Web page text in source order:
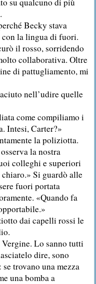
Becky stava
la lingua di fuori.
il rosso, sorridendo
collaborativa. Oltre
di pattugliamento, mi
nell’udire quelle
come compiliamo i
Intesi, Carter?»
la poliziotta.
la nostra
colleghi e superiori
Si guardò alle
fuori portata
«Quando fa
dai capelli rossi le
Lo sanno tutti
dire, sono
trovano una mezza
una bomba a